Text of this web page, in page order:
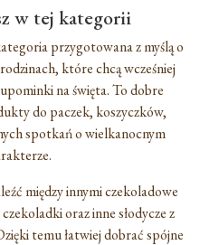
w tej kategorii
przygotowana z myślą o
które chcą wcześniej
na święta. To dobre
do paczek, koszyczków,
spotkań o wielkanocnym
między innymi czekoladowe
oraz inne słodycze z
temu łatwiej dobrać spójne